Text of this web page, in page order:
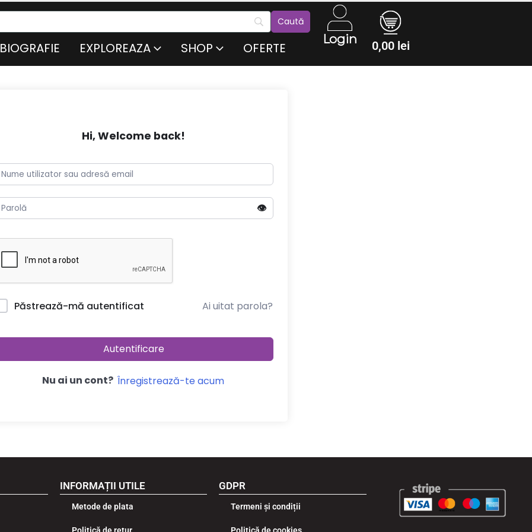
BIOGRAFIE EXPLOREAZA SHOP OFERTE
Login 0,00 lei
Hi, Welcome back!
👁️
Păstrează-mă autentificat Ai uitat parola?
Autentificare
Nu ai un cont? Înregistrează-te acum
INFORMAȚII UTILE
Metode de plata
Politică de retur
GDPR
Termeni și condiții
Politică de cookies